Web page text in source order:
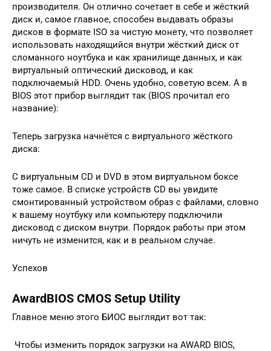
производителя. Он отлично сочетает в себе и жёсткий
диск и, самое главное, способен выдавать образы
дисков в формате ISO за чистую монету, что позволяет
использовать находящийся внутри жёсткий диск от
сломанного ноутбука и как хранилище данных, и как
виртуальный оптический дисковод, и как
подключаемый HDD. Очень удобно, советую всем. А в
BIOS этот прибор выглядит так (BIOS прочитал его
название):
Теперь загрузка начнётся с виртуального жёсткого
диска:
С виртуальным CD и DVD в этом виртуальном боксе
тоже самое. В списке устройств CD вы увидите
смонтированный устройством образ с файлами, словно
к вашему ноутбуку или компьютеру подключили
дисковод с диском внутри. Порядок работы при этом
ничуть не изменится, как и в реальном случае.
Успехов
AwardBIOS CMOS Setup Utility
Главное меню этого БИОС выглядит вот так:
Чтобы изменить порядок загрузки на AWARD BIOS,